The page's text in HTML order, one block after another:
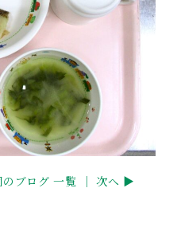
ブログ 一覧 ｜ 次へ ▶